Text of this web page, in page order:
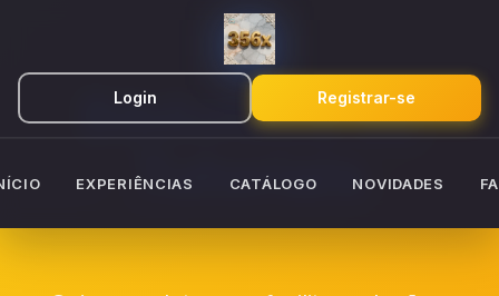
Login Registrar-se
EXPERIÊNCIAS CATÁLOGO NOVIDADES
Biblioteca de
Tutoriais